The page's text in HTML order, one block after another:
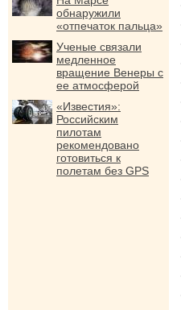
обнаружили
«отпечаток пальца»
Ученые связали
медленное
вращение Венеры с
ее атмосферой
«Известия»:
Российским
пилотам
рекомендовано
готовиться к
полетам без GPS